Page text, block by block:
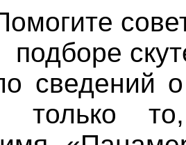
подборе
сведений
только